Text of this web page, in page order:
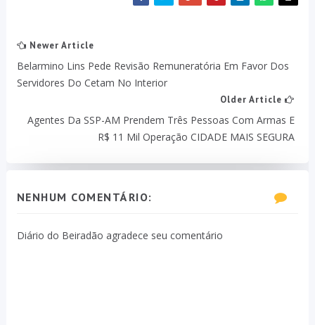
Newer Article
Belarmino Lins Pede Revisão Remuneratória Em Favor Dos
Servidores Do Cetam No Interior
Older Article
Agentes Da SSP-AM Prendem Três Pessoas Com Armas E
R$ 11 Mil Operação CIDADE MAIS SEGURA
NENHUM COMENTÁRIO:
Diário do Beiradão agradece seu comentário